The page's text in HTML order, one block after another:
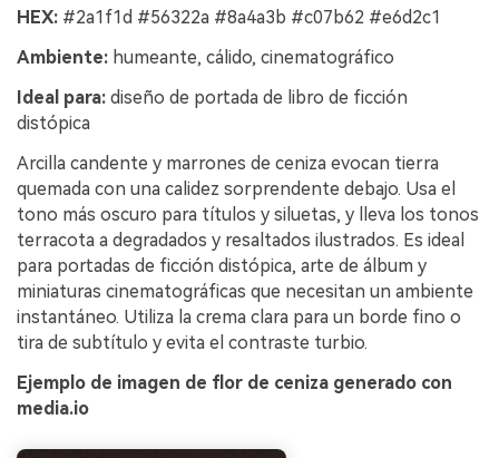
HEX: #2a1f1d #56322a #8a4a3b #c07b62 #e6d2c1
Ambiente: humeante, cálido, cinematográfico
Ideal para: diseño de portada de libro de ficción
distópica
Arcilla candente y marrones de ceniza evocan tierra
quemada con una calidez sorprendente debajo. Usa el
tono más oscuro para títulos y siluetas, y lleva los tonos
terracota a degradados y resaltados ilustrados. Es ideal
para portadas de ficción distópica, arte de álbum y
miniaturas cinematográficas que necesitan un ambiente
instantáneo. Utiliza la crema clara para un borde fino o
tira de subtítulo y evita el contraste turbio.
Ejemplo de imagen de flor de ceniza generado con
media.io